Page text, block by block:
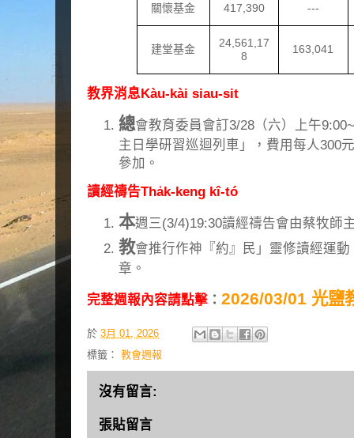
關懷基金 417,390 ---
建堂基金
24,561,17
8
163,041
教界消息Kàu-kài siau-sit
總會教育委員會訂3/28（六）上午
主日學研習巡迴列車」，費用每人300
參加。
讀經禱告Tha̍k-keng kî-tó
本週三(3/4)19:30讀經禱告會由蔡牧師
教會推行作神『約』民」靈修讀經運
章。
完整週報內容請點擊 ： 2026/03/01 光鹽
於 3月 01, 2026
標籤： 教會週報
沒有留言:
張貼留言